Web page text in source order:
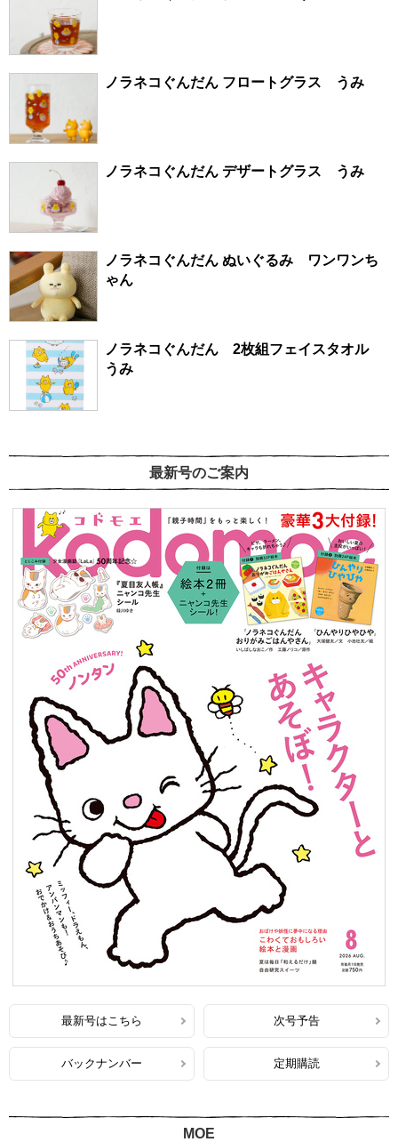
ノラネコぐんだん フロートグラス うみ
ノラネコぐんだん デザートグラス うみ
ノラネコぐんだん ぬいぐるみ ワンワンち
ゃん
ノラネコぐんだん 2枚組フェイスタオル
うみ
最新号のご案内
最新号はこちら 次号予告
バックナンバー 定期購読
MOE